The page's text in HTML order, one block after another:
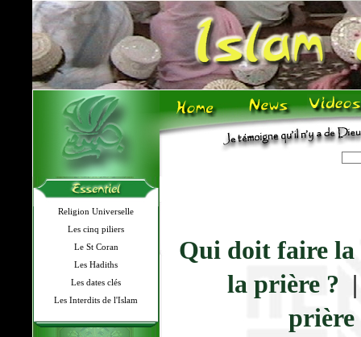
Religion Universelle
Les cinq piliers
Le St Coran
Les Hadiths
Les dates clés
Les Interdits de l'Islam
Qui doit faire la
la prière ?
prière